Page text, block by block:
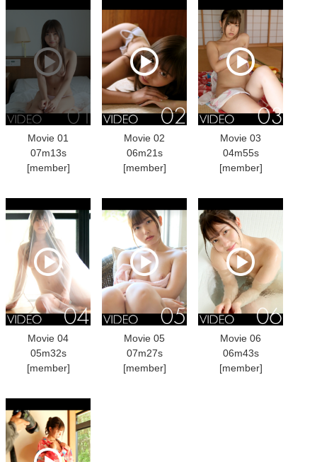
Movie 01
07m13s
[member]
Movie 02
06m21s
[member]
Movie 03
04m55s
[member]
Movie 04
05m32s
[member]
Movie 05
07m27s
[member]
Movie 06
06m43s
[member]